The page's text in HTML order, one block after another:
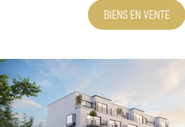
BIENS EN VENTE